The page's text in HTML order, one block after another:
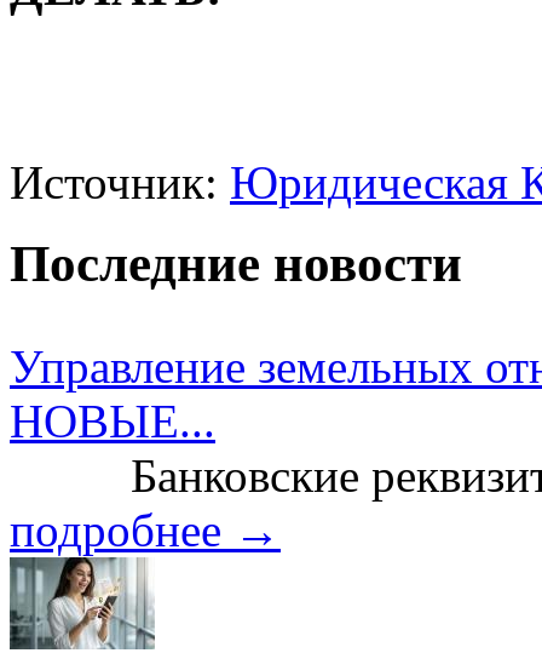
Источник: Юридическая
Последние новости
Управление земельных
НОВЫЕ...
Банковские
подробнее →